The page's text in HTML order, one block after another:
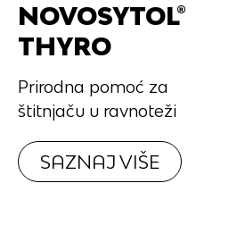
Blog
NOVOSYTOL®
THYRO
Prirodna pomoć za
štitnjaču u ravnoteži
SAZNAJ VIŠE